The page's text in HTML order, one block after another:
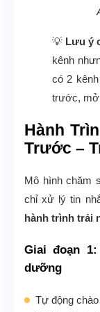
💡 Lưu ý
kênh
có 2
trước, mở
Hành
Trước –
Mô hình chăm
chỉ xử lý tin
hành trình trải
Giai đoạn
dưỡng
Tự động